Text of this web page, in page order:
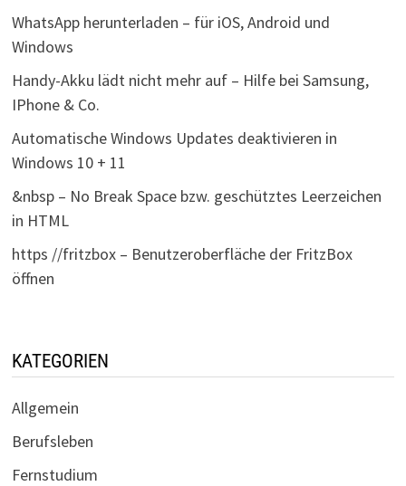
WhatsApp herunterladen – für iOS, Android und
Windows
Handy-Akku lädt nicht mehr auf – Hilfe bei Samsung,
IPhone & Co.
Automatische Windows Updates deaktivieren in
Windows 10 + 11
&nbsp – No Break Space bzw. geschütztes Leerzeichen
in HTML
https //fritzbox – Benutzeroberfläche der FritzBox
öffnen
KATEGORIEN
Allgemein
Berufsleben
Fernstudium